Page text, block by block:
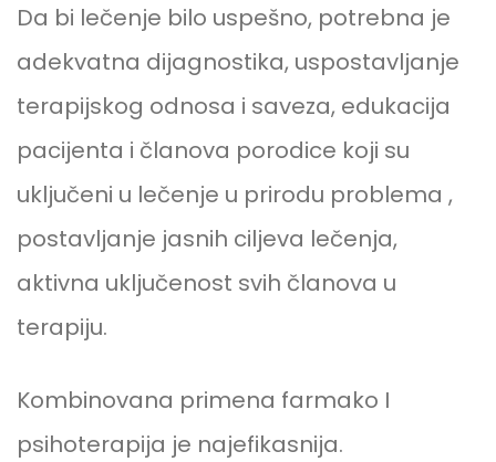
Da bi lečenje bilo uspešno, potrebna je
adekvatna dijagnostika, uspostavljanje
terapijskog odnosa i saveza, edukacija
pacijenta i članova porodice koji su
uključeni u lečenje u prirodu problema ,
postavljanje jasnih ciljeva lečenja,
aktivna uključenost svih članova u
terapiju.
Kombinovana primena farmako I
psihoterapija je najefikasnija.